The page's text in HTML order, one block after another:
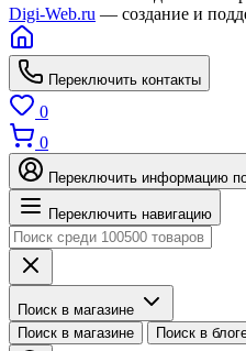
Digi-Web.ru — создание и
Переключить контакты
0
0
Переключить информацию
Переключить навигацию
Поиск в магазине
Поиск в магазине
Поиск в